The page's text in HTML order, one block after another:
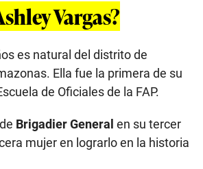
Vargas?
es natural del distrito de
Ella fue la primera de su
de Oficiales de la FAP.
Brigadier General en su tercer
mujer en lograrlo en la historia